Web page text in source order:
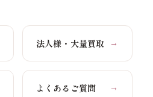
法人様・大量買取 →
よくあるご質問 →